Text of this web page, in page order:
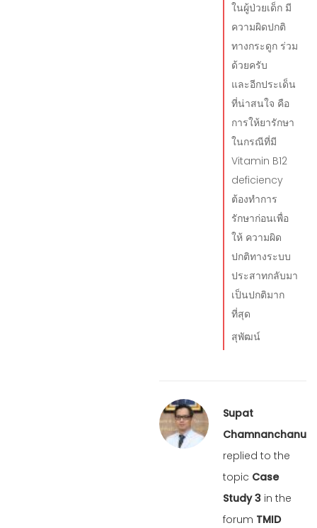
ในผู้ป่วยเด็ก มี
ความผิดปกติ
ทางกระดูก ร่วม
ด้วยครับ
และอีกประเด็น
ที่น่าสนใจ คือ
การให้ยารักษา
ในกรณีที่มี
Vitamin B12
deficiency
ต้องทำการ
รักษาก่อนเพื่อ
ให้ ความผิด
ปกติทางระบบ
ประสาทกลับมา
เป็นปกติมาก
ที่สุด
สุพัฒน์
Supat
Chamnanchanunt
replied to the
topic Case
Study 3 in the
forum TMID